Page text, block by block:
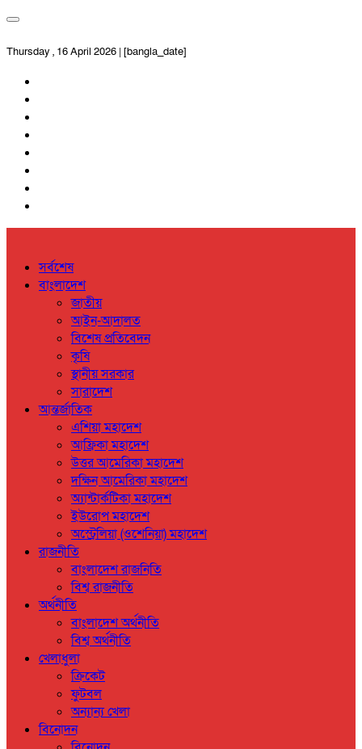
Thursday , 16 April 2026 | [bangla_date]
সর্বশেষ
বাংলাদেশ
জাতীয়
আইন-আদালত
বিশেষ প্রতিবেদন
কৃষি
স্থানীয় সরকার
সারাদেশ
আন্তর্জাতিক
এশিয়া মহাদেশ
আফ্রিকা মহাদেশ
উত্তর আমেরিকা মহাদেশ
দক্ষিন আমেরিকা মহাদেশ
অ্যান্টার্কটিকা মহাদেশ
ইউরোপ মহাদেশ
অস্ট্রেলিয়া (ওশেনিয়া) মহাদেশ
রাজনীতি
বাংলাদেশ রাজনিতি
বিশ্ব রাজনীতি
অর্থনীতি
বাংলাদেশ অর্থনীতি
বিশ্ব অর্থনীতি
খেলাধুলা
ক্রিকেট
ফুটবল
অন্যান্য খেলা
বিনোদন